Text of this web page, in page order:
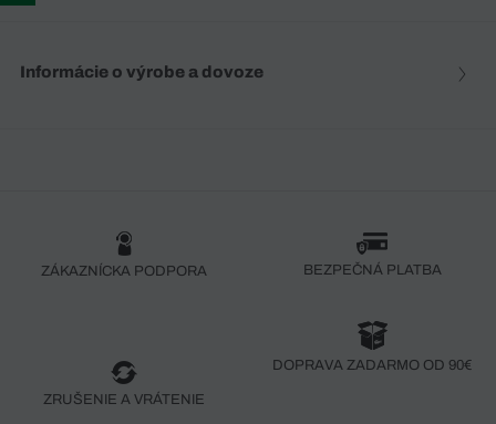
Informácie o výrobe a dovoze
ZÁKAZNÍCKA PODPORA BEZPEČNÁ PLATBA
ZRUŠENIE A VRÁTENIE
DOPRAVA ZADARMO OD 90€